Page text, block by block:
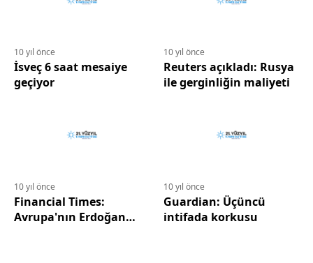
10 yıl önce
İsveç 6 saat mesaiye
geçiyor
10 yıl önce
Reuters açıkladı: Rusya
ile gerginliğin maliyeti
10 yıl önce
Financial Times:
Avrupa'nın Erdoğan
10 yıl önce
Guardian: Üçüncü
intifada korkusu